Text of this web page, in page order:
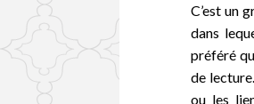
C’est un
dans
préféré
de
ou les